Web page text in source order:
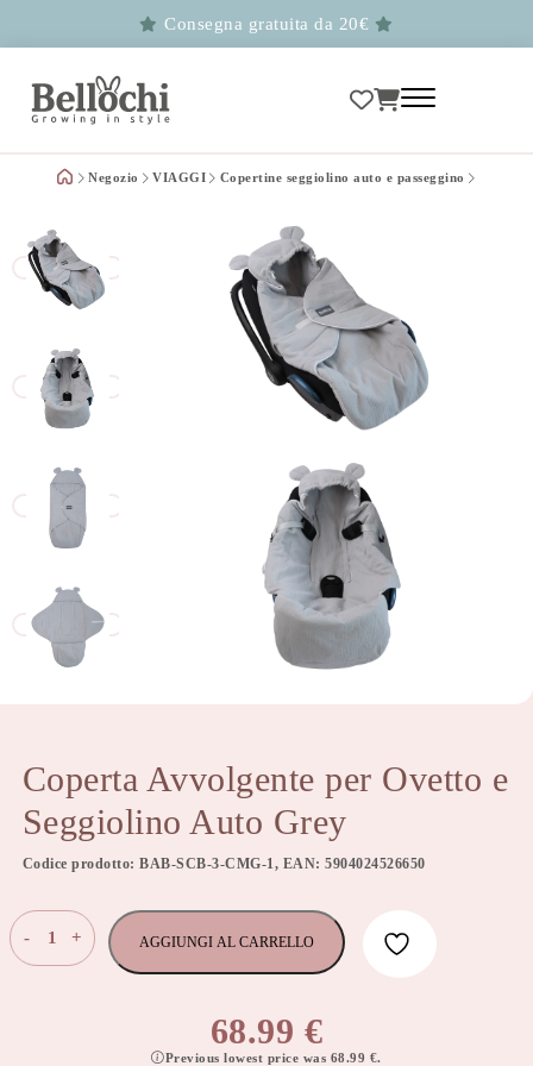
Consegna gratuita da 20€
Negozio VIAGGI Copertine seggiolino auto e passeggino
Coperta Avvolgente per Ovetto e
Seggiolino Auto Grey
Codice prodotto: BAB-SCB-3-CMG-1, EAN: 5904024526650
-
Coperta
Avvolgente
+ AGGIUNGI AL CARRELLO
68.99 €
Previous lowest price was 68.99 €.